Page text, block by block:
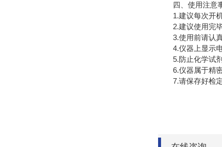
四、使用注意
1.建议每次开机
2.建议使用完毕
3.使用前请认真
4.仪器上显示电
5.防止化学试剂
6.仪器属于精密
7.请保存好检定